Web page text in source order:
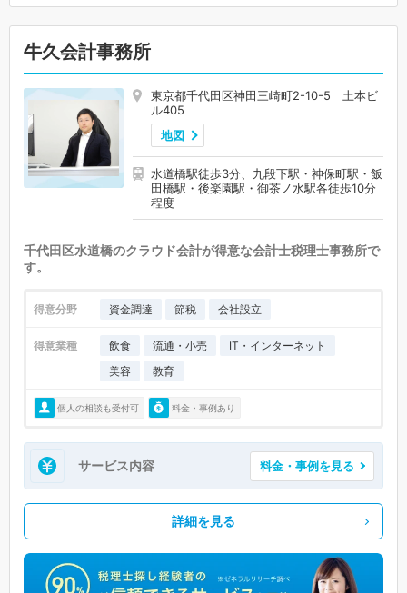
牛久会計事務所
東京都千代田区神田三崎町2-10-5 土本ビ
ル405
地図
水道橋駅徒歩3分、九段下駅・神保町駅・飯
田橋駅・後楽園駅・御茶ノ水駅各徒歩10分
程度
千代田区水道橋のクラウド会計が得意な会計士税理士事務所で
す。
得意分野 資金調達 節税 会社設立
得意業種 飲食 流通・小売
IT・インターネット
美容
教育
個人の相談も受付可 料金・事例あり
サービス内容 料金・事例を見る
詳細を見る